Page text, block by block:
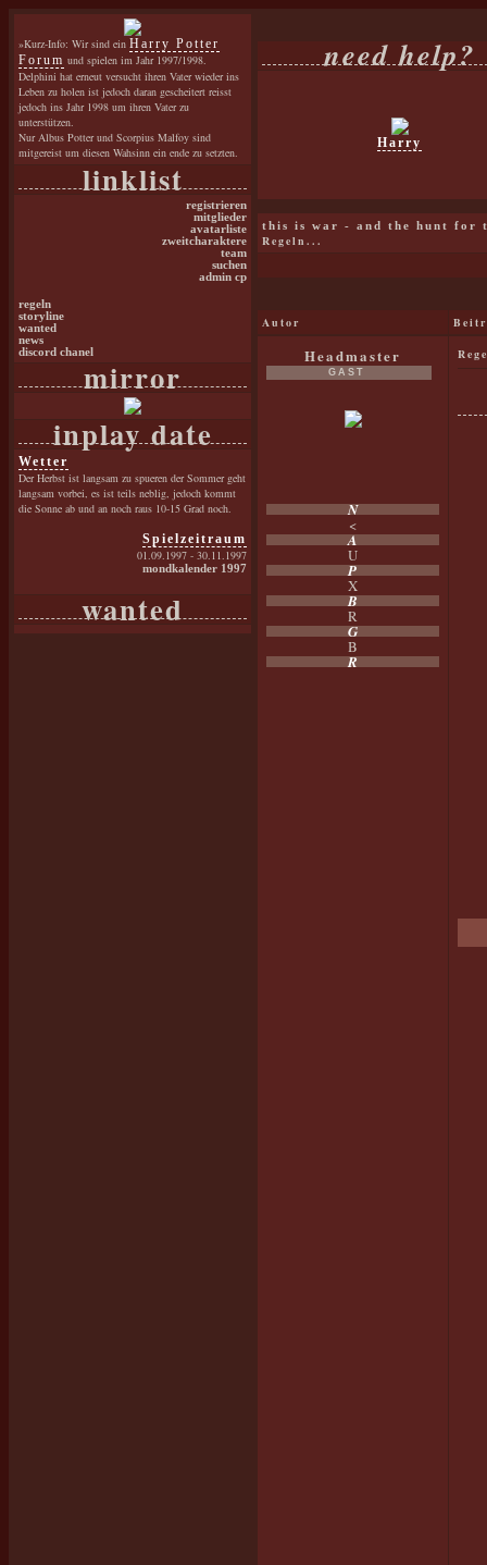
»Kurz-Info: Wir sind ein Harry Potter
Forum und spielen im Jahr 1997/1998.
Delphini hat erneut versucht ihren Vater wieder ins
Leben zu holen ist jedoch daran gescheitert reisst
jedoch ins Jahr 1998 um ihren Vater zu
unterstützen.
Nur Albus Potter und Scorpius Malfoy sind
mitgereist um diesen Wahsinn ein ende zu setzten.
linklist
registrieren
mitglieder
avatarliste
zweitcharaktere
team
suchen
admin cp
regeln
storyline
wanted
news
discord chanel
mirror
inplay date
Wetter
Der Herbst ist langsam zu spueren der Sommer geht
langsam vorbei, es ist teils neblig, jedoch kommt
die Sonne ab und an noch raus 10-15 Grad noch.
Spielzeitraum
01.09.1997 - 30.11.1997
mondkalender 1997
wanted
need help?
Harry
this is war - and the hunt for
Regeln...
Autor
Headmaster
GAST
N
<
A
U
P
X
B
R
G
B
R